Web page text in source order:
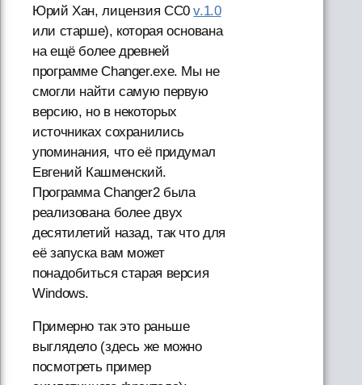
Юрий Хан, лицензия CC0v.1.0
или старше), которая основана
на ещё более древней
программе Changer.exe. Мы не
смогли найти самую первую
версию, но в некоторых
источниках сохранились
упоминания, что её придумал
Евгений Кашменский.
Программа Changer2 была
реализована более двух
десятилетий назад, так что для
её запуска вам может
понадобиться старая версия
Windows.
Примерно так это раньше
выглядело (здесь же можно
посмотреть пример